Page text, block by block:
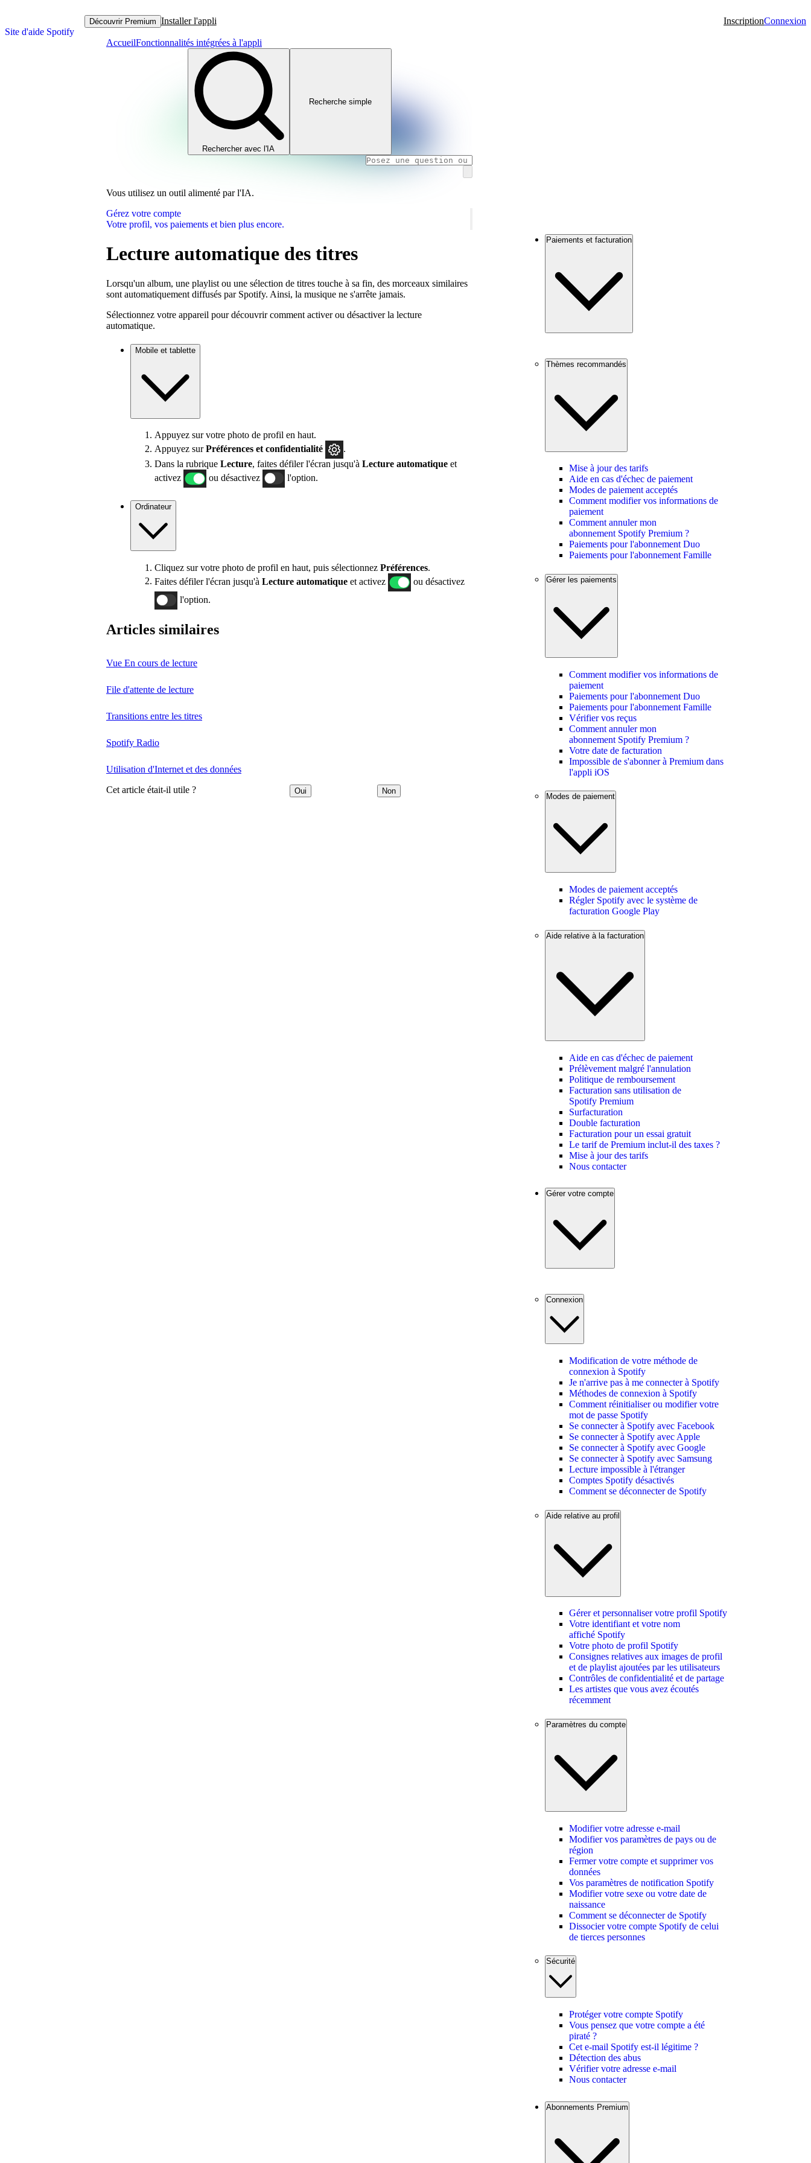
Site d'aide Spotify
Découvrir Premium Installer l'appli InscriptionConnexion
AccueilFonctionnalités intégrées à l'appli
Rechercher avec l'IA
Recherche simple
Vous utilisez un outil alimenté par l'IA.
Gérez votre compte
Votre profil, vos paiements et bien plus encore.
Lecture automatique des titres
Lorsqu'un album, une playlist ou une sélection de titres touche à sa fin, des morceaux similaires
sont automatiquement diffusés par Spotify. Ainsi, la musique ne s'arrête jamais.
Sélectionnez votre appareil pour découvrir comment activer ou désactiver la lecture
automatique.
Mobile et tablette
Appuyez sur votre photo de profil en haut.
Appuyez surPréférences et confidentialité
.
Dans la rubrique Lecture, faites défiler l'écran jusqu'à Lecture automatique et
activez
ou désactivez l'option.
Ordinateur
Cliquez sur votre photo de profil en haut, puis sélectionnez Préférences.
Faites défiler l'écran jusqu'à Lecture automatique et activez
ou désactivez
l'option.
Articles similaires
Vue En cours de lecture
File d'attente de lecture
Transitions entre les titres
Spotify Radio
Utilisation d'Internet et des données
Cet article était-il utile ? Oui Non
Paiements et facturation
Thèmes recommandés
Mise à jour des tarifs
Aide en cas d'échec de paiement
Modes de paiement acceptés
Comment modifier vos informations de
paiement
Comment annuler mon
abonnement Spotify Premium ?
Paiements pour l'abonnement Duo
Paiements pour l'abonnement Famille
Gérer les paiements
Comment modifier vos informations de
paiement
Paiements pour l'abonnement Duo
Paiements pour l'abonnement Famille
Vérifier vos reçus
Comment annuler mon
abonnement Spotify Premium ?
Votre date de facturation
Impossible de s'abonner à Premium dans
l'appli iOS
Modes de paiement
Modes de paiement acceptés
Régler Spotify avec le système de
facturation Google Play
Aide relative à la facturation
Aide en cas d'échec de paiement
Prélèvement malgré l'annulation
Politique de remboursement
Facturation sans utilisation de
Spotify Premium
Surfacturation
Double facturation
Facturation pour un essai gratuit
Le tarif de Premium inclut-il des taxes ?
Mise à jour des tarifs
Nous contacter
Gérer votre compte
Connexion
Modification de votre méthode de
connexion à Spotify
Je n'arrive pas à me connecter à Spotify
Méthodes de connexion à Spotify
Comment réinitialiser ou modifier votre
mot de passe Spotify
Se connecter à Spotify avec Facebook
Se connecter à Spotify avec Apple
Se connecter à Spotify avec Google
Se connecter à Spotify avec Samsung
Lecture impossible à l'étranger
Comptes Spotify désactivés
Comment se déconnecter de Spotify
Aide relative au profil
Gérer et personnaliser votre profil Spotify
Votre identifiant et votre nom
affiché Spotify
Votre photo de profil Spotify
Consignes relatives aux images de profil
et de playlist ajoutées par les utilisateurs
Contrôles de confidentialité et de partage
Les artistes que vous avez écoutés
récemment
Paramètres du compte
Modifier votre adresse e-mail
Modifier vos paramètres de pays ou de
région
Fermer votre compte et supprimer vos
données
Vos paramètres de notification Spotify
Modifier votre sexe ou votre date de
naissance
Comment se déconnecter de Spotify
Dissocier votre compte Spotify de celui
de tierces personnes
Sécurité
Protéger votre compte Spotify
Vous pensez que votre compte a été
piraté ?
Cet e-mail Spotify est-il légitime ?
Détection des abus
Vérifier votre adresse e-mail
Nous contacter
Abonnements Premium